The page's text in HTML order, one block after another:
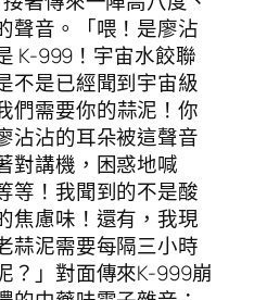
聲音。「喂！是廖沾
K-999！宇宙水餃聯
不是已經聞到宇宙級
們需要你的蒜泥！你
沾沾的耳朵被這聲音
對講機，困惑地喊
等！我聞到的不是酸
焦慮味！還有，我現
蒜泥需要每隔三小時
？」對面傳來K-999崩